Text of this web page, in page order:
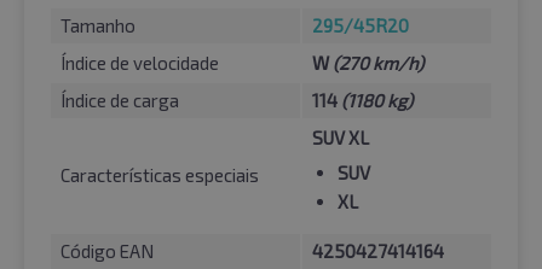
Tamanho
295/45R20
Índice de velocidade
W (270 km/h)
Índice de carga
114 (1180 kg)
Características especiais
SUV XL
SUV
XL
Código EAN 4250427414164